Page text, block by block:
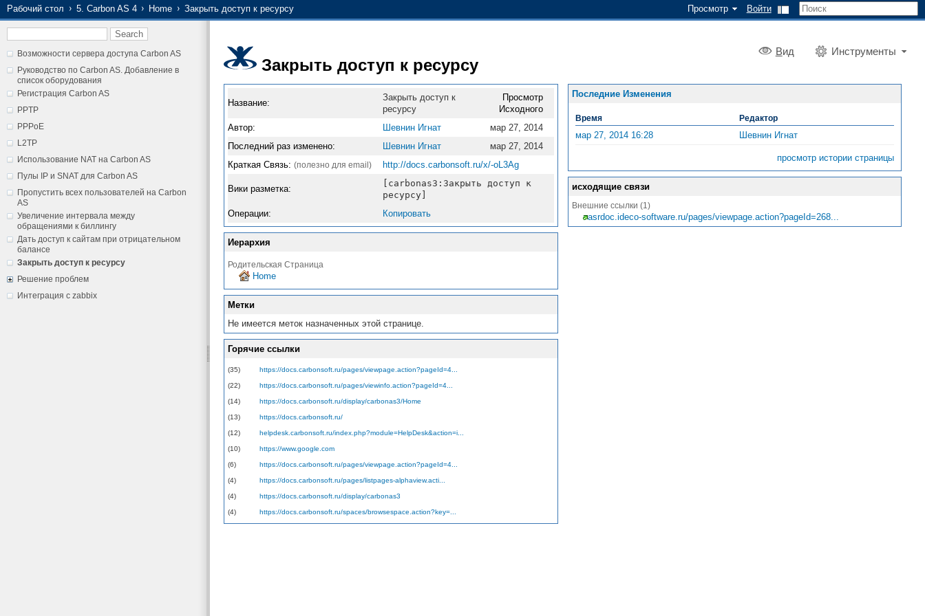
Просмотр Войти
Рабочий стол 5. Carbon AS 4 Home Закрыть доступ к ресурсу
Возможности сервера доступа Carbon AS
Руководство по Carbon AS. Добавление в
список оборудования
Регистрация Carbon AS
PPTP
PPPoE
L2TP
Использование NAT на Carbon AS
Пулы IP и SNAT для Carbon AS
Пропустить всех пользователей на Carbon
AS
Увеличение интервала между
обращениями к биллингу
Дать доступ к сайтам при отрицательном
балансе
Закрыть доступ к ресурсу
Решение проблем
Интеграция с zabbix
Вид Инструменты
Закрыть доступ к ресурсу
Название:
Закрыть доступ к
ресурсу
Просмотр
Исходного
Автор:
Шевнин Игнат
мар 27, 2014
Последний раз изменено:
Шевнин Игнат
мар 27, 2014
Краткая Связь: (полезно для email) http://docs.carbonsoft.ru/x/-oL3Ag
Вики разметка:
[carbonas3:Закрыть доступ к
ресурсу]
Операции:
Копировать
Иерархия
Родительская Страница
Home
Метки
Не имеется меток назначенных этой странице.
Горячие ссылки
(35) https://docs.carbonsoft.ru/pages/viewpage.action?pageId=4...
(22) https://docs.carbonsoft.ru/pages/viewinfo.action?pageId=4...
(14) https://docs.carbonsoft.ru/display/carbonas3/Home
(13) https://docs.carbonsoft.ru/
(12) helpdesk.carbonsoft.ru/index.php?module=HelpDesk&action=i...
(10) https://www.google.com
(6) https://docs.carbonsoft.ru/pages/viewpage.action?pageId=4...
(4) https://docs.carbonsoft.ru/pages/listpages-alphaview.acti...
(4) https://docs.carbonsoft.ru/display/carbonas3
(4) https://docs.carbonsoft.ru/spaces/browsespace.action?key=...
Последние Изменения
Время Редактор
мар 27, 2014 16:28 Шевнин Игнат
просмотр истории страницы
исходящие связи
Внешние ссылки (1)
asrdoc.ideco-software.ru/pages/viewpage.action?pageId=268...